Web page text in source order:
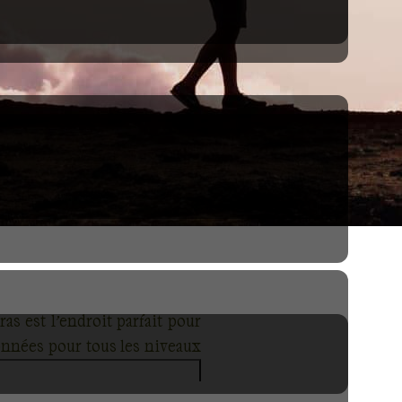
est l’endroit parfait pour
pour tous les niveaux